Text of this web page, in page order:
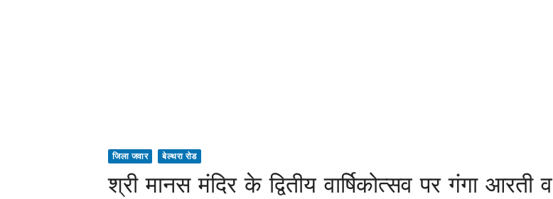
जिला जवार बेल्थरा रोड
श्री मानस मंदिर के द्वितीय वार्षिकोत्सव पर गंगा आरती व